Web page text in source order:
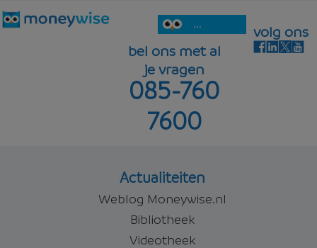
...
bel ons met al
je vragen
085-760
7600
volg ons
Actualiteiten
Weblog Moneywise.nl
Bibliotheek
Videotheek